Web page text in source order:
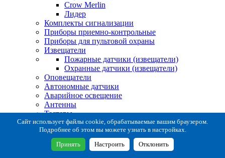
Crow Merlin
Лидер
Комплекты сигнализации
Приборы приемно-контрольные
Приборы для пультовой охраны
Извещатели
Пожарные датчики (извещатели)
Охранные датчики (извещатели)
Оповещатели
Автономные датчики
Аварийное освещение
Антенны
Тестеры
Система сбора извещений
Расходные и монтажные материалы
Коробки коммутационные
Кронштейны для извещателей
Сайт использует файлы cookie, обрабатываемые вашим браузером.
Подробнее об этом вы можете узнать в настройках.
Принять Настроить Отклонить